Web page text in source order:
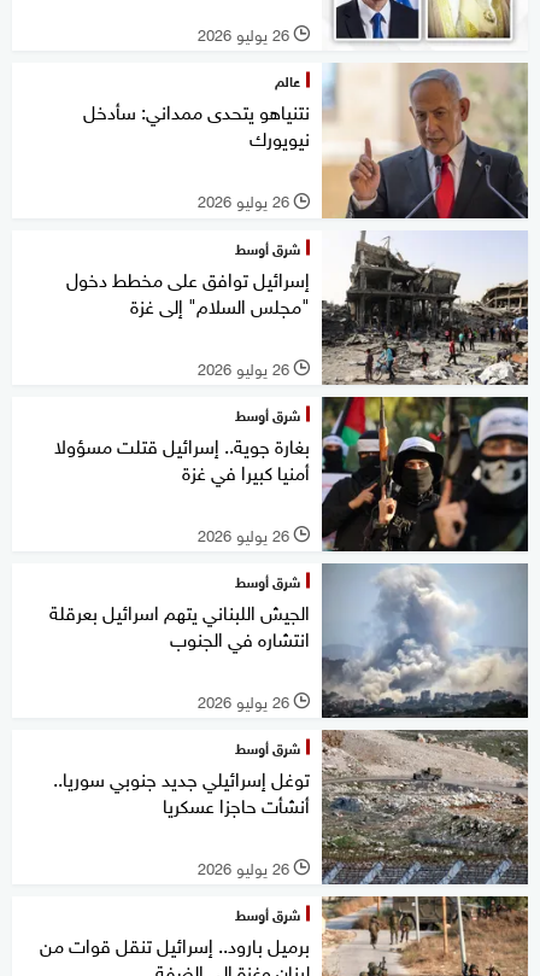
l 26 يوليو 2026
عالم
نتنياهو يتحدى ممداني: سأدخل
نيويورك
l 26 يوليو 2026
شرق أوسط
إسرائيل توافق على مخطط دخول
"مجلس السلام" إلى غزة
l 26 يوليو 2026
شرق أوسط
بغارة جوية.. إسرائيل قتلت مسؤولا
أمنيا كبيرا في غزة
l 26 يوليو 2026
شرق أوسط
الجيش اللبناني يتهم اسرائيل بعرقلة
انتشاره في الجنوب
l 26 يوليو 2026
شرق أوسط
توغل إسرائيلي جديد جنوبي سوريا..
أنشأت حاجزا عسكريا
l 26 يوليو 2026
شرق أوسط
برميل بارود.. إسرائيل تنقل قوات من